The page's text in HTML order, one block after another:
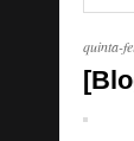
quinta-